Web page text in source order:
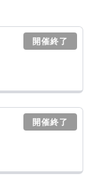
開催終了
開催終了